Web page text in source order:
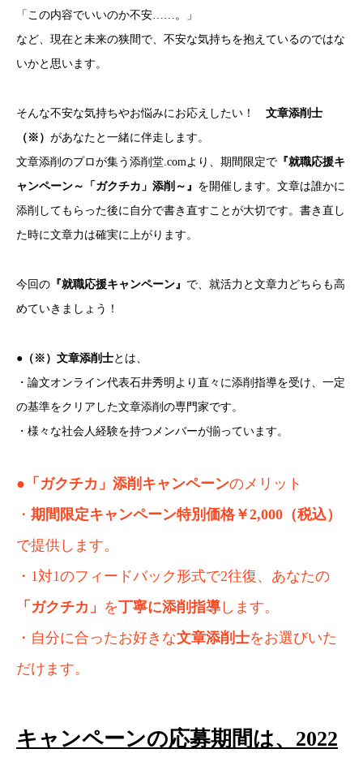
「この内容でいいのか不安……。」
など、現在と未来の狭間で、不安な気持ちを抱えているのではな
いかと思います。
そんな不安な気持ちやお悩みにお応えしたい！ 文章添削士
（※） があなたと一緒に伴走します。
文章添削のプロが集う添削堂.comより、期間限定で 『就職応援キ
ャンペーン～「ガクチカ」添削～』 を開催します。文章は誰かに
添削してもらった後に自分で書き直すことが大切です。書き直し
た時に文章力は確実に上がります。
今回の 『就職応援キャンペーン』 で、就活力と文章力どちらも高
めていきましょう！
● （※）文章添削士とは、
・論文オンライン代表石井秀明より直々に添削指導を受け、一定
の基準をクリアした文章添削の専門家です。
・様々な社会人経験を持つメンバーが揃っています。
● 「ガクチカ」添削キャンペーンのメリット
・ 期間限定キャンペーン特別価格￥2,000（税込）
で提供します。
・1対1のフィードバック形式で2往復、あなたの
「ガクチカ」 を丁寧に添削指導 します。
・自分に合ったお好きな文章添削士をお選びいた
だけます。
キャンペーンの応募期間は、2022